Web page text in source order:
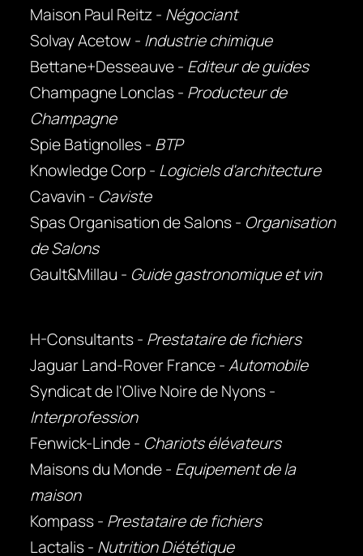
Maison Paul Reitz - Négociant
Solvay Acetow - Industrie chimique
Bettane+Desseauve - Editeur de guides
Champagne Lonclas - Producteur de
Champagne
Spie Batignolles - BTP
Knowledge Corp - Logiciels d'architecture
Cavavin - Caviste
Spas Organisation de Salons - Organisation
de Salons
Gault&Millau - Guide gastronomique et vin
H-Consultants - Prestataire de fichiers
Jaguar Land-Rover France -Automobile
Syndicat de l'Olive Noire de Nyons -
Interprofession
Fenwick-Linde - Chariots élévateurs
Maisons du Monde - Equipement de la
maison
Kompass - Prestataire de fichiers
Lactalis - Nutrition Diététique